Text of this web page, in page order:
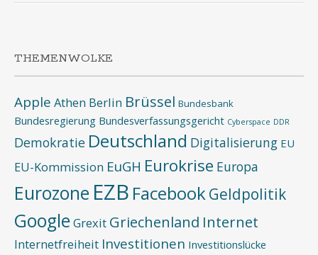
THEMENWOLKE
Apple Athen Berlin Brüssel Bundesbank
Bundesregierung Bundesverfassungsgericht Cyberspace DDR
Demokratie Deutschland Digitalisierung EU
EU-Kommission EuGH Eurokrise Europa
Eurozone EZB FacebookGeldpolitik
Google Grexit Griechenland Internet
Internetfreiheit Investitionen Investitionslücke